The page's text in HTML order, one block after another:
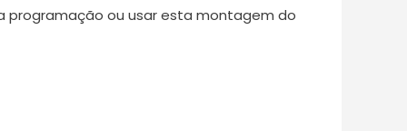
programação ou usar esta montagem do